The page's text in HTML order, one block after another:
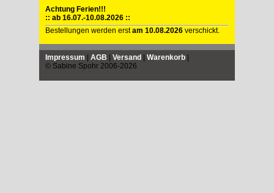
Achtung Ferien!!!
:: ab 16.07.-10.08.2026 ::
Bestellungen werden erstam 10.08.2026 verschickt.
Impressum | AGB | Versand | Warenkorb |
© Sabine Spohr 2006-2026